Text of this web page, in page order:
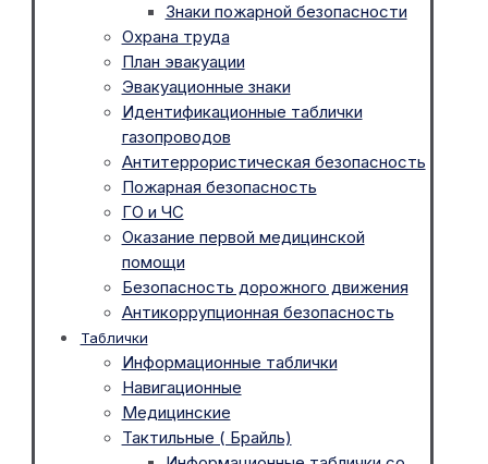
Знаки пожарной безопасности
Охрана труда
План эвакуации
Эвакуационные знаки
Идентификационные таблички
газопроводов
Антитеррористическая безопасность
Пожарная безопасность
ГО и ЧС
Оказание первой медицинской
помощи
Безопасность дорожного движения
Антикоррупционная безопасность
Таблички
Информационные таблички
Навигационные
Медицинские
Тактильные ( Брайль)